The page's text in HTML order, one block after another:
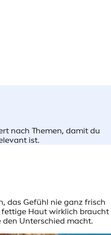
nach Themen, damit du
ist.
das Gefühl nie ganz frisch
fettige Haut wirklich braucht
Unterschied macht.